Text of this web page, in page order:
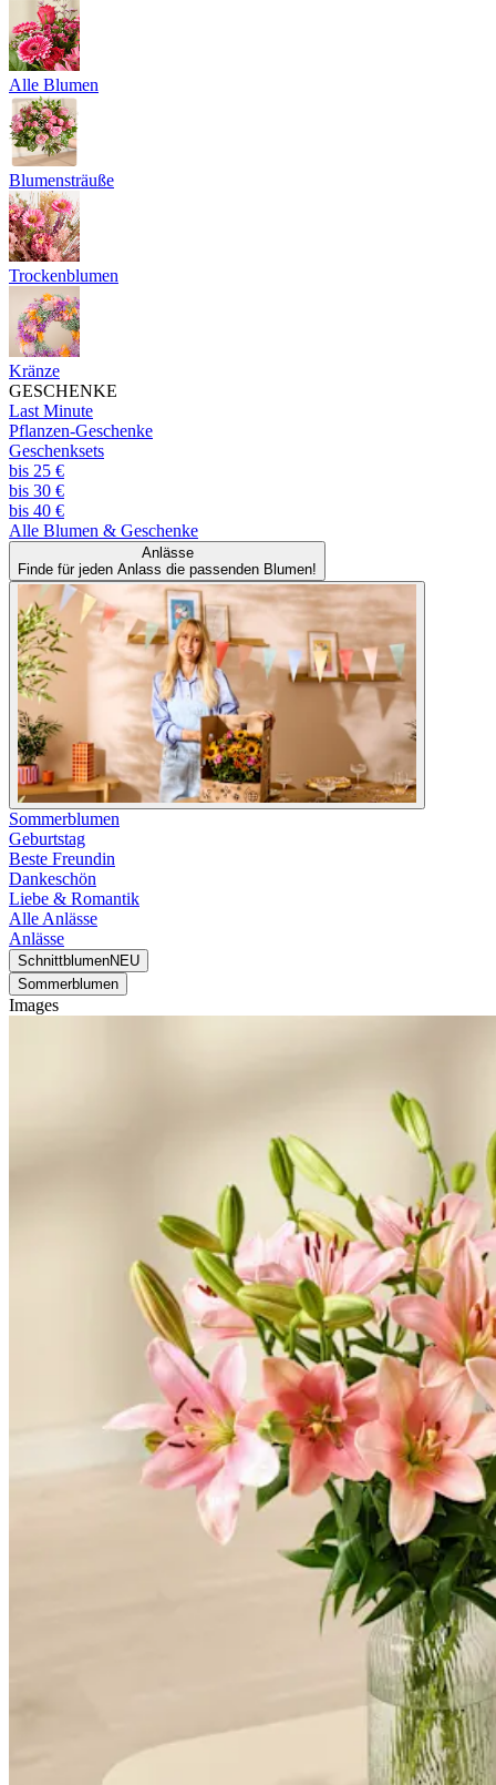
Alle Blumen
Blumensträuße
Trockenblumen
Kränze
GESCHENKE
Last Minute
Pflanzen-Geschenke
Geschenksets
bis 25 €
bis 30 €
bis 40 €
Alle Blumen & Geschenke
Anlässe
Finde für jeden Anlass die passenden Blumen!
Sommerblumen
Geburtstag
Beste Freundin
Dankeschön
Liebe & Romantik
Alle Anlässe
Anlässe
SchnittblumenNEU
Sommerblumen
Images